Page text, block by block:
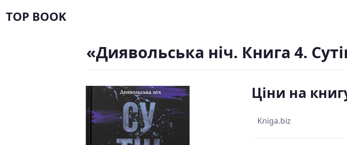
TOP BOOK
«Диявольська ніч. Книга 4.
Ціни на
Kniga.biz